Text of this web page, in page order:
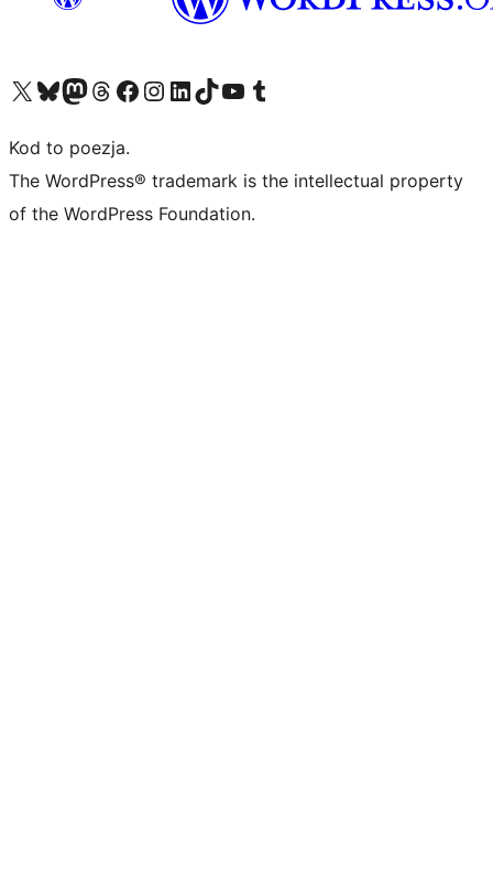
Odwiedź nasze konto X (dawniej Twitter)
Odwiedź nasze konto Bluesky
Odwiedź nasze konto na Mastodoncie
Odwiedź naszego Threadsa
Odwiedź naszego Facebooka
Odwiedź nasze konto na Instagramie
Odwiedź nasze konto na LinkedIn
Odwiedź naszego TikToka
Odwiedź nasz kanał YouTube
Odwiedź naszego Tumblra
Kod to poezja.
The WordPress® trademark is the intellectual property
of the WordPress Foundation.